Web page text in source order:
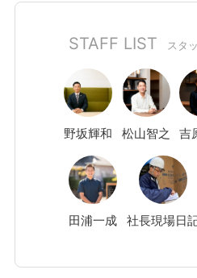
STAFF LIST スタ
野坂輝和 松山智之 吉
田浦一成 社長現場日